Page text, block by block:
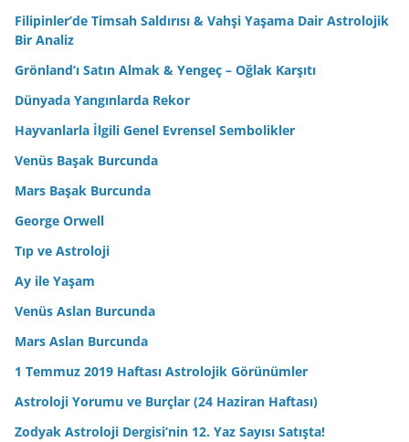
Filipinler’de Timsah Saldırısı & Vahşi Yaşama Dair Astrolojik
Bir Analiz
Grönland’ı Satın Almak & Yengeç – Oğlak Karşıtı
Dünyada Yangınlarda Rekor
Hayvanlarla İlgili Genel Evrensel Sembolikler
Venüs Başak Burcunda
Mars Başak Burcunda
George Orwell
Tıp ve Astroloji
Ay ile Yaşam
Venüs Aslan Burcunda
Mars Aslan Burcunda
1 Temmuz 2019 Haftası Astrolojik Görünümler
Astroloji Yorumu ve Burçlar (24 Haziran Haftası)
Zodyak Astroloji Dergisi’nin 12. Yaz Sayısı Satışta!